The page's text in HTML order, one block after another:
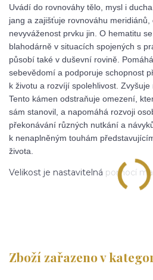
Uvádí do rovnováhy tělo, mysl i
jang a zajišťuje rovnováhu
nevyváženost prvku jin. O hematitu
blahodárně v situacích spojených s
působí také v duševní rovině.
sebevědomí a podporuje schopnost
k životu a rozvíjí spolehlivost.
Tento kámen odstraňuje omezení,
sám stanovil, a napomáhá rozvoji
překonávání různých nutkání a
k nenaplněným touhám
života.
Velikost je nastavitelná pomocí
Zboží zařazeno v